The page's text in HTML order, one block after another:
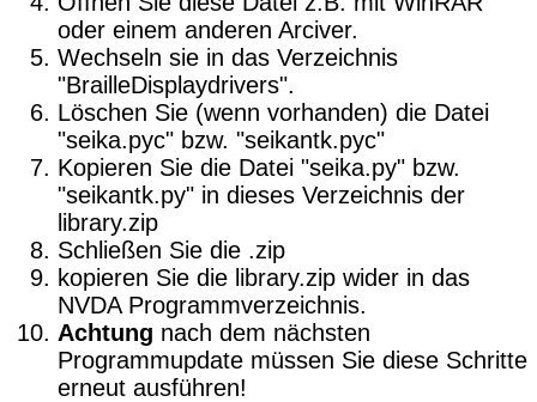
oder einem anderen Arciver.
Wechseln sie in das Verzeichnis
"BrailleDisplaydrivers".
Löschen Sie (wenn vorhanden) die Datei
"seika.pyc" bzw. "seikantk.pyc"
Kopieren Sie die Datei "seika.py" bzw.
"seikantk.py" in dieses Verzeichnis der
library.zip
Schließen Sie die .zip
kopieren Sie die library.zip wider in das
NVDA Programmverzeichnis.
Achtung nach dem nächsten
Programmupdate müssen Sie diese Schritte
erneut ausführen!